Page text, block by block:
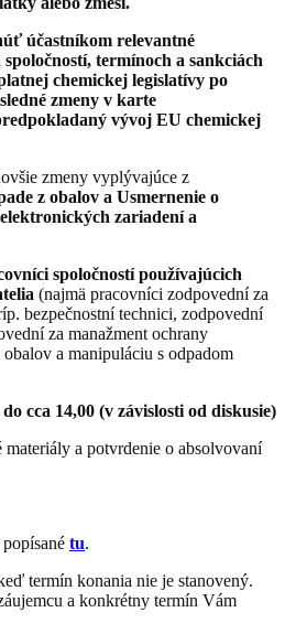
účastníkom relevantné
termínoch a sankciách
chemickej legislatívy po
zmeny v karte
vývoj EU chemickej
zmeny vyplývajúce z
z obalov a Usmernenie o
zariadení a
spoločností používajúcich
(najmä pracovníci zodpovední za
bezpečnostní technici, zodpovední
za manažment ochrany
a manipuláciu s odpadom
cca 14,00 (v závislosti od diskusie)
materiály a potvrdenie o absolvovaní
tu.
termín konania nie je stanovený.
a konkrétny termín Vám